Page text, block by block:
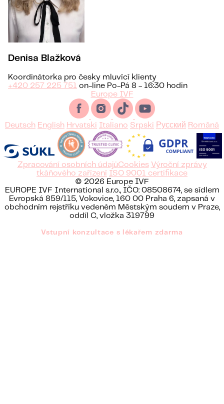
Denisa Blažková
Koordinátorka pro česky mluvící klienty
+420 257 225 751 on-line Po-Pá 8 - 16:30 hodin
Europe IVF
Deutsch English Hrvatski Italiano Srpski Русский Română
Zpracování osobních údajůCookies Výroční zprávy
tkáňového zařízení ISO 9001 certifikace
© 2026 Europe IVF
EUROPE IVF International s.r.o., IČO: 08508674, se sídlem
Evropská 859/115, Vokovice, 160 00 Praha 6, zapsaná v
obchodním rejstříku vedeném Městským soudem v Praze,
oddíl C, vložka 319799
Vstupní konzultace s lékařem zdarma